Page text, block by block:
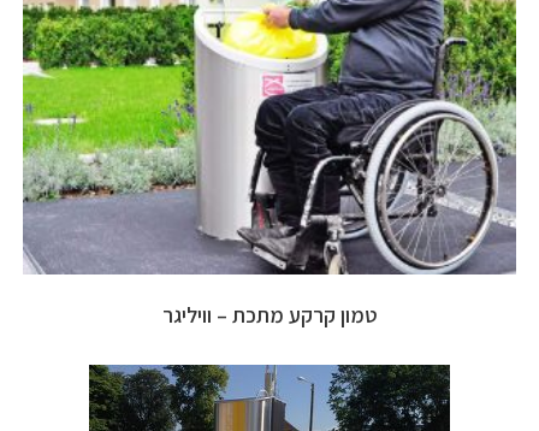
טמון קרקע מתכת – וויליגר